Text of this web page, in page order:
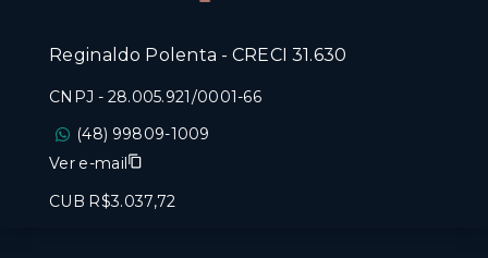
Reginaldo Polenta - CRECI 31.630
CNPJ - 28.005.921/0001-66
(48) 99809-1009
Ver e-mail
CUB R$3.037,72